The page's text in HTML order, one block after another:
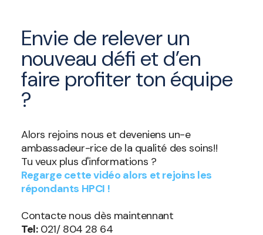
Envie de relever un
nouveau défi et d’en
faire profiter ton équipe
?
Alors rejoins nous et deveniens un-e
ambassadeur-rice de la qualité des soins!!
Tu veux plus d'informations ?
Regarge cette vidéo alors et rejoins les
répondants HPCI !
Contacte nous dès maintennant
Tel:021/ 804 28 64